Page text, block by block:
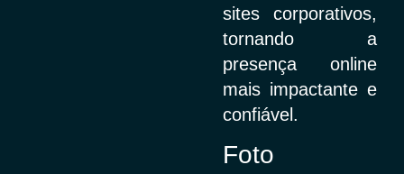
sites corporativos,
tornando a
presença online
mais impactante e
confiável.
Foto